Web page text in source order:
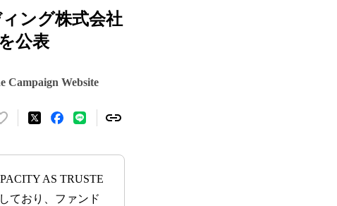
ング株式会社
公表
Campaign Website
い
ね
数
を
AS TRUSTE
ており、ファンド